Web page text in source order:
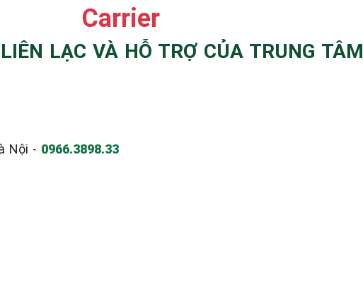
Carrier
LẠC VÀ HỖ TRỢ CỦA TRUNG TÂM
Nội - 0966.3898.33